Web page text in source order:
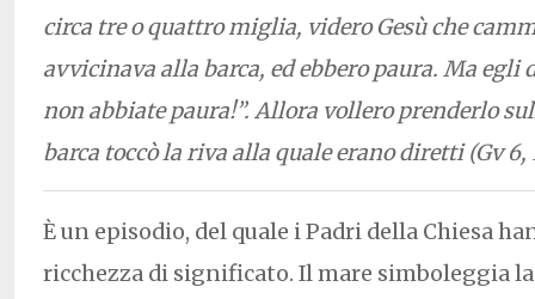
circa tre o quattro miglia, videro Gesù che
avvicinava alla barca, ed ebbero paura. Ma egli
non abbiate paura!”. Allora vollero prenderlo
barca toccò la riva alla quale erano diretti (Gv 6,
È un episodio, del quale i Padri della Chiesa
ricchezza di significato. Il mare simboleggia